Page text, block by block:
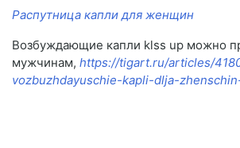
Распутница капли для женщин
Возбуждающие капли klss up можно
мужчинам, https://tigart.ru/articles/
vozbuzhdayuschie-kapli-dlja-